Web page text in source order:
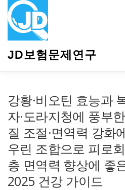
JD보험문제연구
강황·비오틴 효능과
자·도라지청에 풍부
질 조절·면역력 강화
우린 조합으로 피로
층 면역력 향상에 좋
2025 건강 가이드